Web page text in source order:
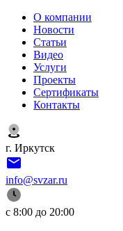
О компании
Новости
Статьи
Видео
Услуги
Проекты
Сертификаты
Контакты
г. Иркутск
info@svzar.ru
с 8:00 до 20:00